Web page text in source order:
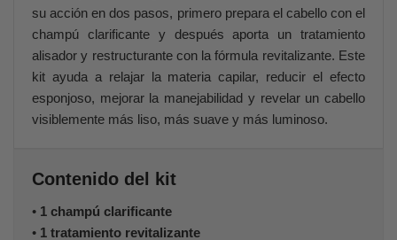
su acción en dos pasos, primero prepara el cabello con el
champú clarificante y después aporta un tratamiento
alisador y restructurante con la fórmula revitalizante. Este
kit ayuda a relajar la materia capilar, reducir el efecto
esponjoso, mejorar la manejabilidad y revelar un cabello
visiblemente más liso, más suave y más luminoso.
Contenido del kit
• 1 champú clarificante
• 1 tratamiento revitalizante